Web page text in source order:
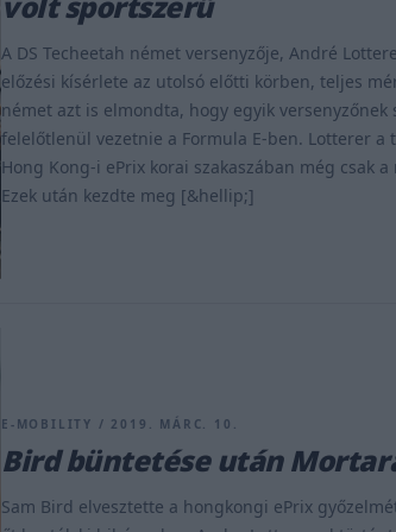
A DS Techeetah német versenyzője, André
előzési kísérlete az utolsó előtti körben, teljes
német azt is elmondta, hogy egyik versenyzőnek
felelőtlenül vezetnie a Formula E-ben. Lotterer
Hong Kong-i ePrix korai szakaszában még csak
Ezek után kezdte meg [&hellip;]
E-MOBILITY / 2019. MÁRC. 10.
Bird büntetése után
Sam Bird elvesztette a hongkongi ePrix